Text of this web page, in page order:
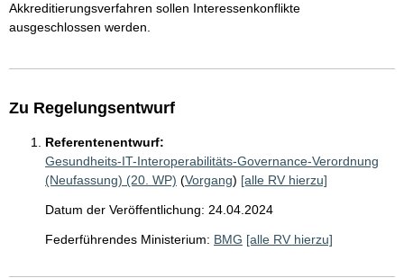
Akkreditierungsverfahren sollen Interessenkonflikte
ausgeschlossen werden.
Zu Regelungsentwurf
Referentenentwurf:
Gesundheits-IT-Interoperabilitäts-Governance-Verordnung
(Neufassung) (20. WP) (Vorgang) [alle RV hierzu]
Datum der Veröffentlichung: 24.04.2024
Federführendes Ministerium: BMG [alle RV hierzu]